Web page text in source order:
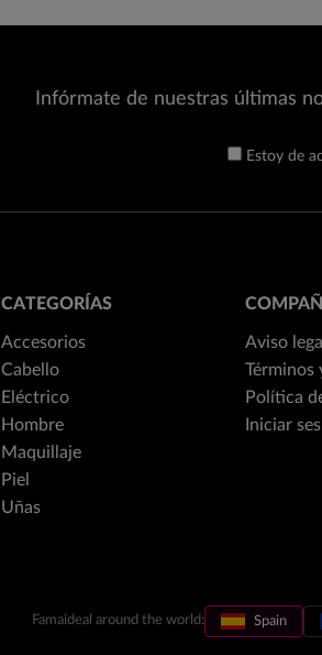
Infórmate de nuestras últimas
Estoy de
CATEGORÍAS
Accesorios
Cabello
Eléctrico
Hombre
Maquillaje
Piel
Uñas
Aviso
Términos
Política
Iniciar
Famaideal around the world: Spain